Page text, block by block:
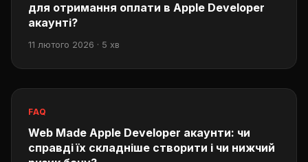
для отримання оплати в Apple Developer
акаунті?
11 лютого 2026 · 5 хв
FAQ
Web Made Apple Developer акаунти: чи
справді їх складніше створити і чи нижчий